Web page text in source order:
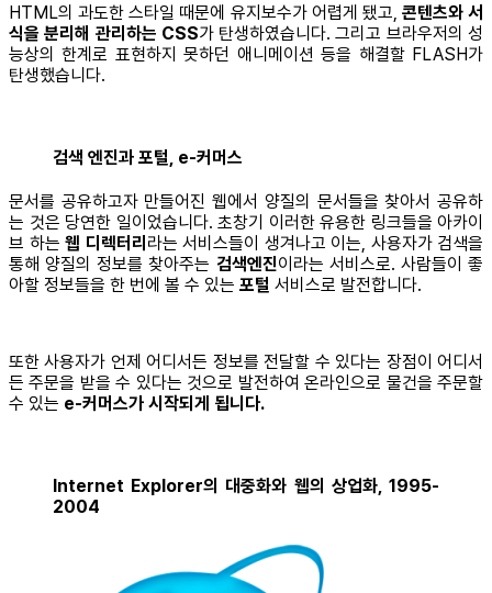
HTML의 과도한 스타일 때문에 유지보수가 어렵게 됐고, 콘텐츠와 서
식을 분리해 관리하는 CSS가 탄생하였습니다. 그리고 브라우저의 성
능상의 한계로 표현하지 못하던 애니메이션 등을 해결할 FLASH가
탄생했습니다.
검색 엔진과 포털, e-커머스
문서를 공유하고자 만들어진 웹에서 양질의 문서들을 찾아서 공유하
는 것은 당연한 일이었습니다. 초창기 이러한 유용한 링크들을 아카이
브 하는 웹 디렉터리 라는 서비스들이 생겨나고 이는, 사용자가 검색을
통해 양질의 정보를 찾아주는 검색엔진이라는 서비스로. 사람들이 좋
아할 정보들을 한 번에 볼 수 있는 포털 서비스로 발전합니다.
또한 사용자가 언제 어디서든 정보를 전달할 수 있다는 장점이 어디서
든 주문을 받을 수 있다는 것으로 발전하여 온라인으로 물건을 주문할
수 있는 e-커머스가 시작되게 됩니다.
Internet Explorer의 대중화와 웹의 상업화, 1995-
2004